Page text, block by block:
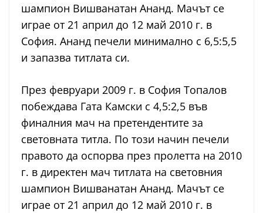
шампион Вишванатан Ананд. Мачът се
играе от 21 април до 12 май 2010 г. в
София. Ананд печели минимално с 6,5:5,5
и запазва титлата си.
През февруари 2009 г. в София Топалов
побеждава Гата Камски с 4,5:2,5 във
финалния мач на претендентите за
световната титла. По този начин печели
правото да оспорва през пролетта на 2010
г. в директен мач титлата на световния
шампион Вишванатан Ананд. Мачът се
играе от 21 април до 12 май 2010 г. в